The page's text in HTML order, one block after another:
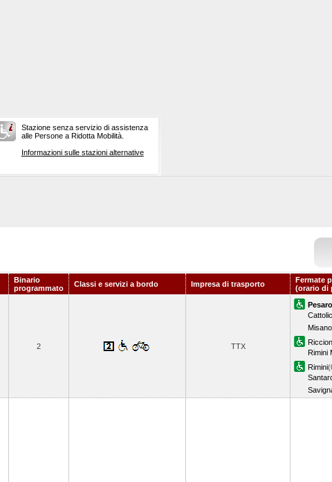
Stazione senza servizio di assistenza
alle Persone a Ridotta Mobilità.
Informazioni sulle stazioni alternative
Binario
programmato
Classi e servizi a bordo Impresa di trasporto
Fermate
(orario di
2 TTX
Pesaro
Rimini
Rimini